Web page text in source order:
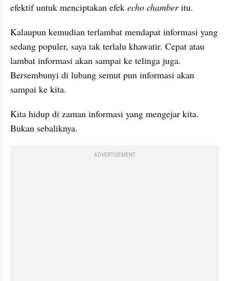
efektif untuk menciptakan efek echo chamber itu.
Kalaupun kemudian terlambat mendapat informasi yang
sedang populer, saya tak terlalu khawatir. Cepat atau
lambat informasi akan sampai ke telinga juga.
Bersembunyi di lubang semut pun informasi akan
sampai ke kita.
Kita hidup di zaman informasi yang mengejar kita.
Bukan sebaliknya.
ADVERTISEMENT